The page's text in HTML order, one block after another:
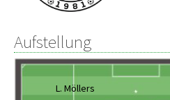
Aufstellung
L. Möllers